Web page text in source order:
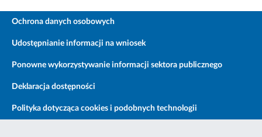
Ochrona danych osobowych
Udostępnianie informacji na wniosek
Ponowne wykorzystywanie informacji sektora publicznego
Deklaracja dostępności
Polityka dotycząca cookies i podobnych technologii